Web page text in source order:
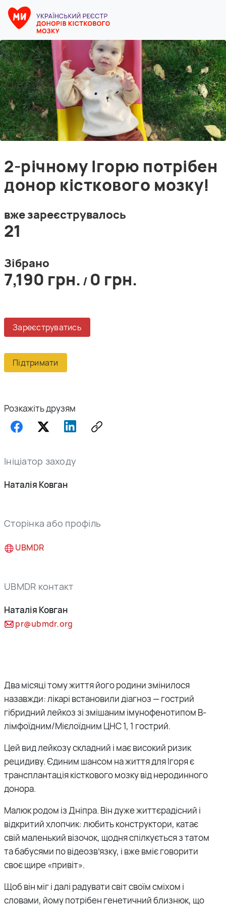
2-річному Ігорю потрібен
донор кісткового мозку!
вже зареєструвалось
21
Зібрано
7,190 грн. / 0 грн.
Зареєструватись
Підтримати
Розкажіть друзям
Два місяці тому життя його родини змінилося
назавжди: лікарі встановили діагноз — гострий
гібридний лейкоз зі змішаним імунофенотипом В-
лімфоїдним/Мієлоїдним ЦНС 1, 1 гострий.
Цей вид лейкозу складний і має високий ризик
рецидиву. Єдиним шансом на життя для Ігоря є
трансплантація кісткового мозку від неродинного
донора.
Малюк родом із Дніпра. Він дуже життєрадісний і
відкритий хлопчик: любить конструктори, катає
свій маленький візочок, щодня спілкується з татом
та бабусями по відеозв’язку, і вже вміє говорити
своє щире «привіт».
Щоб він міг і далі радувати світ своїм сміхом і
словами, йому потрібен генетичний близнюк, що
Ініціатор заходу
Наталія Ковган
Сторінка або профіль
UBMDR
UBMDR контакт
Наталія Ковган
pr@ubmdr.org